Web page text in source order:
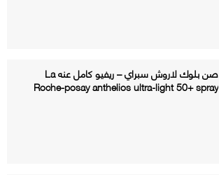
صن بلوك لاروش سبراي – ريفيو كامل عنه La
Roche-posay anthelios ultra-light 50+ spray